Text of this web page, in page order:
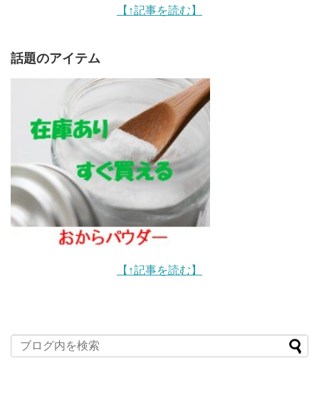
【↑記事を読む】
話題のアイテム
【↑記事を読む】